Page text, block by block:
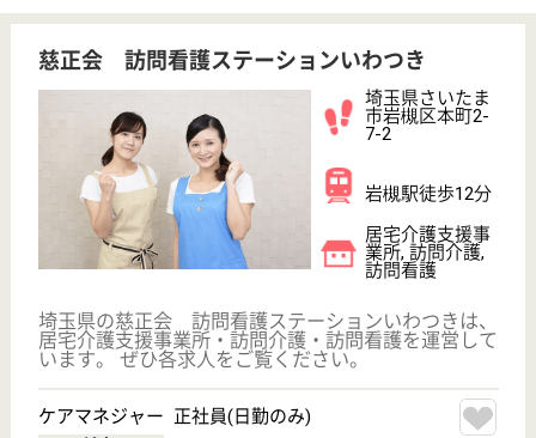
看護師の求人・転職なら
介護職求人支援サービス『クリックジョブ介護』運営会社:
ライフワンズ株式会社 ( 厚生労働大臣許可 )13- ユ -303765
Copyright©LifeOnes Ltd. All Rights Reserved